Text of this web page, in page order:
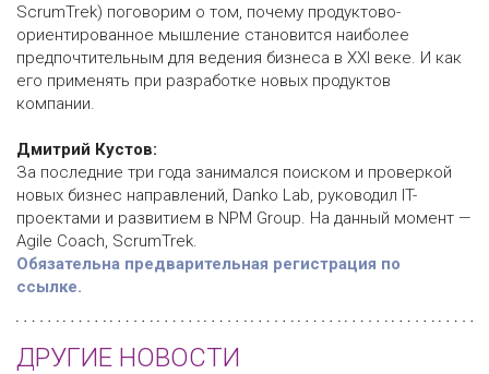
ScrumTrek) поговорим о том, почему продуктово-
ориентированное мышление становится наиболее
предпочтительным для ведения бизнеса в XXI веке. И как
его применять при разработке новых продуктов
компании.
Дмитрий Кустов:
За последние три года занимался поиском и проверкой
новых бизнес направлений, Danko Lab, руководил IT-
проектами и развитием в NPM Group. На данный момент —
Agile Coach, ScrumTrek.
Обязательна предварительная регистрация по
ссылке.
ДРУГИЕ НОВОСТИ